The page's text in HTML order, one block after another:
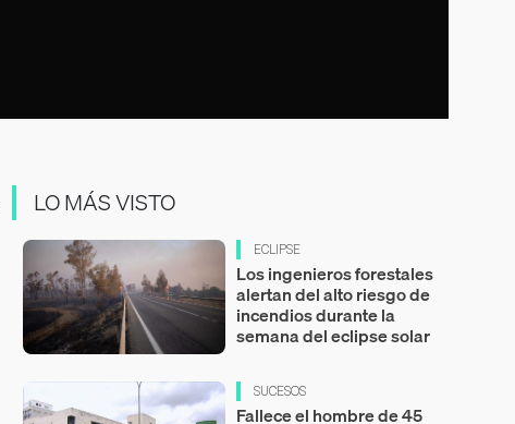
LO MÁS VISTO
ECLIPSE
Los ingenieros forestales
alertan del alto riesgo de
incendios durante la
semana del eclipse solar
SUCESOS
Fallece el hombre de 45